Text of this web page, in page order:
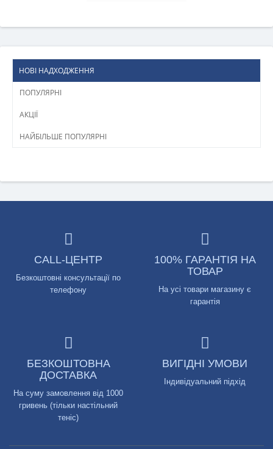
НОВІ НАДХОДЖЕННЯ
ПОПУЛЯРНІ
АКЦІЇ
НАЙБІЛЬШЕ ПОПУЛЯРНІ
CALL-ЦЕНТР
Безкоштовні консультації по
телефону
100% ГАРАНТІЯ НА
ТОВАР
На усі товари магазину є
гарантія
БЕЗКОШТОВНА
ДОСТАВКА
На суму замовлення від 1000
гривень (тільки настільний
теніс)
ВИГІДНІ УМОВИ
Індивідуальний підхід